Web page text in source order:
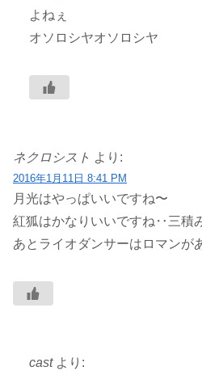
よねぇ
オソロシヤオソロシヤ
ネクロシスト より:
2016年1月11日 8:41 PM
月光はやっぱいいですね〜
紅狐はかなりいいですね‥三積
あとライオダンサーはロマンが
cast より: